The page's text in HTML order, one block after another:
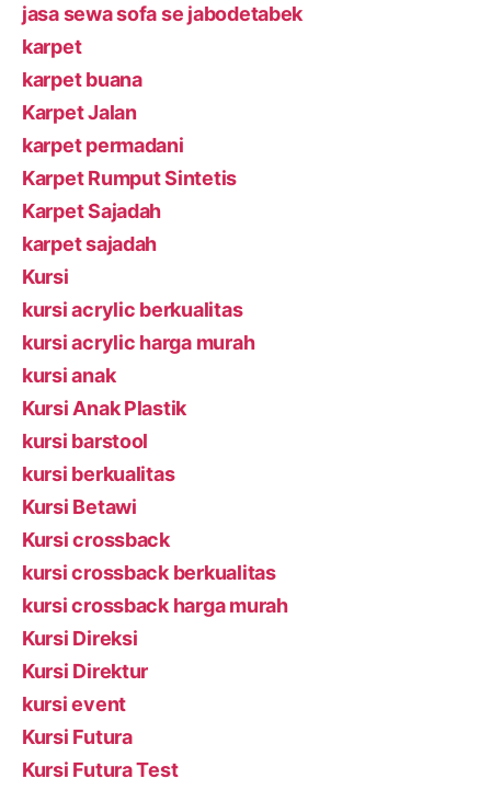
jasa sewa sofa se jabodetabek
karpet
karpet buana
Karpet Jalan
karpet permadani
Karpet Rumput Sintetis
Karpet Sajadah
karpet sajadah
Kursi
kursi acrylic berkualitas
kursi acrylic harga murah
kursi anak
Kursi Anak Plastik
kursi barstool
kursi berkualitas
Kursi Betawi
Kursi crossback
kursi crossback berkualitas
kursi crossback harga murah
Kursi Direksi
Kursi Direktur
kursi event
Kursi Futura
Kursi Futura Test